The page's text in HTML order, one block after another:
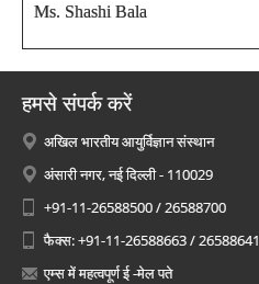
Ms. Shashi Bala
हमसे संपर्क करें
अखिल भारतीय आयुर्विज्ञान संस्थान
अंसारी नगर, नई दिल्ली - 110029
+91-11-26588500 / 26588700
फैक्स: +91-11-26588663 / 26588641
एम्स में महत्वपूर्ण ई -मेल पते